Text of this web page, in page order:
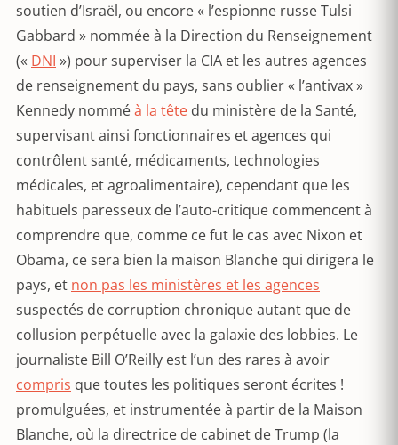
soutien d’Israël, ou encore « l’espionne russe Tulsi
Gabbard » nommée à la Direction du Renseignement
(« DNI ») pour superviser la CIA et les autres agences
de renseignement du pays, sans oublier « l’antivax »
Kennedy nomméà la tête du ministère de la Santé,
supervisant ainsi fonctionnaires et agences qui
contrôlent santé, médicaments, technologies
médicales, et agroalimentaire), cependant que les
habituels paresseux de l’auto-critique commencent à
comprendre que, comme ce fut le cas avec Nixon et
Obama, ce sera bien la maison Blanche qui dirigera le
pays, et non pas les ministères et les agences
suspectés de corruption chronique autant que de
collusion perpétuelle avec la galaxie des lobbies. Le
journaliste Bill O’Reilly est l’un des rares à avoir
compris que toutes les politiques seront écrites !
promulguées, et instrumentée à partir de la Maison
Blanche, où la directrice de cabinet de Trump (la